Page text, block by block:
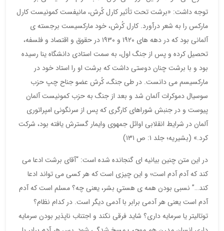
توجه داشت: «برشت تحت تأثیر کارل کُرش، مانیفست کمونیست کارل
مارکس را به شعر درآورد. کارل کُرش، خود مارکسیست برجسته ی
آلمانی بود که در دهه های ۱۹۲۰ و ۱۹۳۰ در حقوق و اقتصاد و فلسفه،
تحصیل کرده و پس از جنگ اول، به سمت استادی دانشگاه ینا رسیده
بود و با برشت چنان دوستی داشت که برشت او را استاد خود در
مارکسیسم می دانست. در طی جنگ، کُرش عضو جناح چپ حزب
سوسیال دموکرات آلمان شد و بعد از جنگ به حزب کمونیست آلمان
پیوست و در جنبش شوراهای کارگری که پس از سرنگونی امپراتوری
آلمان در شرایط انقلابی اوائل جمهوی وایمار گسترش یافته بود، شرکت
کرد.» (بشیریه؛ جلد ۱: ص ۱۳۱)
در این متن چنین بیانیه ای گنجانده شده است: “آقای برشت ادعا می
کند که آدم آدم است؛ و این چیزی است که هر کسی می تواند ادعا
کند…” نسبی بودن همه ی هستیِ بشر، یعنی چه؟ مسلم است که آدم
آدم است یعنی هر آدمی برابر با آدمی دیگر است. در کدام نظام؟
توتالیتر یا سرمایه داری؟ شاید فرقی نکند و اجتناب ناپذیر بودن سرمایه